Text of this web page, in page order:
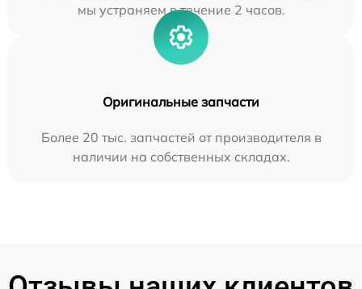
мы устраняем в течение 2 часов.
Оригинальные запчасти
Более 20 тыс. запчастей от производителя в
наличии на собственных складах.